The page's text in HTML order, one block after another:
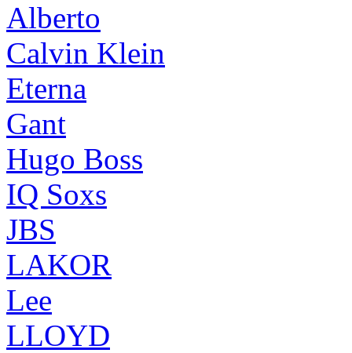
Alberto
Calvin Klein
Eterna
Gant
Hugo Boss
IQ Soxs
JBS
LAKOR
Lee
LLOYD